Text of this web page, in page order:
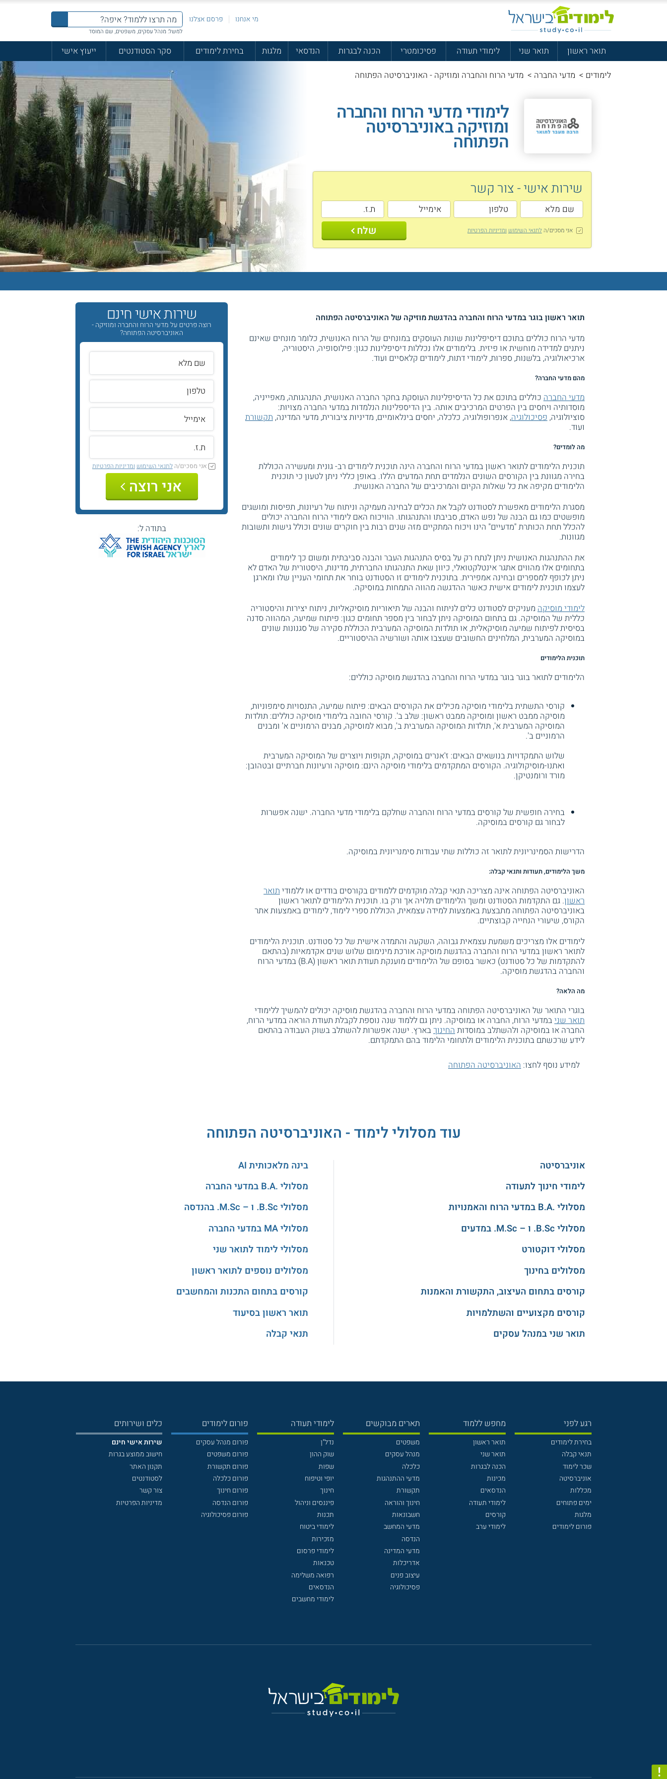
מי אנחנו פרסם אצלנו
למשל: מנהל עסקים, משפטים, שם המוסד
תואר ראשון תואר שני לימודי תעודה פסיכומטרי הכנה לבגרות הנדסאי מלגות בחירת לימודים סקר הסטודנטים
ייעוץ אישי
לימודים > מדעי החברה > מדעי הרוח והחברה ומוזיקה - האוניברסיטה הפתוחה
לימודי מדעי הרוח והחברה
ומוזיקה באוניברסיטה
הפתוחה
שירות אישי - צור קשר
אני מסכים/הלתנאי השימוש ומדיניות הפרטיות שלח
תואר ראשון בוגר במדעי הרוח והחברה בהדגשת מוזיקה של האוניברסיטה הפתוחה
מדעי הרוח כוללים בתוכם דיסיפלינות שונות העוסקים במונחים של הרוח האנושית, כלומר מונחים שאינם
ניתנים למדידה מוחשית או פיזית. בלימודים אלו נכללות דיסיפלינות כגון: פילוסופיה, היסטוריה,
ארכיאולוגיה, בלשנות, ספרות, לימודי דתות, לימודים קלאסיים ועוד.
מהם מדעי החברה?
מדעי החברה כוללים בתוכם את כל הדיסיפלינות העוסקת בחקר החברה האנושית, התנהגותה, מאפייניה,
מוסדותיה ויחסים בין הפרטים המרכיבים אותה. בין הדיספלינות הנלמדות במדעי החברה מצויות:
סוציולוגיה,פסיכולוגיה, אנפרופולוגיה, כלכלה, יחסים בינלאומיים, מדיניות ציבורית, מדעי המדינה,תקשורת
ועוד.
מה לומדים?
תוכנית הלימודים לתואר ראשון במדעי הרוח והחברה הינה תוכנית לימודים רב- גונית ומעשירה הכוללת
בחירה מגוונת בין הקורסים השונים הנלמדים תחת המדעים הללו. באופן כללי ניתן לטעון כי תוכנית
הלימודים מקיפה את כל שאלות הקיום והמרכיבים של החברה האנושית.
מסגרת הלימודים מאפשרת לסטודנט לקבל את הכלים לבחינה מעמיקה וניתוח של רעיונות, תפיסות ומושגים
מופשטים כמו גם הבנה של נפש האדם, סביבתו והתנהגותו. הוויכוח האם לימודי הרוח והחברה יכולים
להכלל תחת הכותרת "מדעיים" הינו ויכוח המתקיים מזה שנים רבות בין חוקרים שונים וכולל גישות ותשובות
מגוונות.
את ההתנהגות האנושית ניתן לנתח רק על בסיס התנהגות העבר והבנה סביבתית ומשום כך לימודים
בתחומים אלו מהווים אתגר אינטלקטואלי, כיוון שאת התנהגותו החברתית, מדינות, היסטורית של האדם לא
ניתן לכופף למספרים ובחינה אמפירית. בתוכנית לימודים זו הסטודנט בוחר את תחומי העניין שלו ומארגן
לעצמו תוכנית לימודים אישית כאשר ההדגשה מהווה התמחות במוסיקה.
לימודי מוסיקה מעניקים לסטודנט כלים לניתוח והבנה של תיאוריות מוסיקאליות, ניתוח יצירות והיסטוריה
כללית של המוסיקה. גם בתחום המוסיקה ניתן לבחור בין מספר תחומים כגון: פיתוח שמיעה, המהווה סדנה
בסיסית לפיתוח שמיעה מוסיקאלית, או תולדות המוסיקה המערבית הכוללת סקירה של סגנונות שונים
במוסיקה המערבית, המלחינים החשובים שעצבו אותה ושורשיה ההיסטוריים.
תוכנית הלימודים
הלימודים לתואר בוגר בוגר במדעי הרוח והחברה בהדגשת מוסיקה כוללים:
קורסי התשתית בלימודי מוסיקה מכילים את הקורסים הבאים: פיתוח שמיעה, התנסויות סימפוניות,
מוסיקה ממבט ראשון ומוסיקה ממבט ראשון: שלב ב'. קורסי החובה בלימודי מוסיקה כוללים: תולדות
המוסיקה המערבית א', תולדות המוסיקה המערבית ב', מבוא למוסיקה, מבנים הרמוניים א' ומבנים
הרמוניים ב'.
שלוש התמקדויות בנושאים הבאים: ז'אנרים במוסיקה, תקופות ויוצרים של המוסיקה המערבית
ואתנו-מוסיקולוגיה. הקורסים המתקדמים בלימודי מוסיקה הינם: מוסיקה ורעיונות חברתיים ובטהובן:
מורד ורומנטיקן.
בחירה חופשית של קורסים במדעי הרוח והחברה שחלקם בלימודי מדעי החברה. ישנה אפשרות
לבחור גם קורסים במוסיקה.
הדרישות הסמינריונית לתואר זה כוללות שתי עבודות סימנריונית במוסיקה.
משך הלימודים, תעודות ותנאי קבלה:
האוניברסיטה הפתוחה אינה מצריכה תנאי קבלה מוקדמים ללמודים בקורסים בודדים או ללמודיתואר
ראשון. גם התקדמות הסטודנט ומשך הלימודים תלויה אך ורק בו. תוכנית הלימודים לתואר ראשון
באוניברסיטה הפתוחה מתבצעת באמצעות למידה עצמאית, הכוללת ספרי לימוד, לימודים באמצעות אתר
הקורס, שיעורי הנחייה קבוצתיים.
לימודים אלו מצריכים משמעת עצמאית גבוהה, השקעה והתמדה אישית של כל סטודנט. תוכנית הלימודים
לתואר ראשון במדעי הרוח והחברה בהדגשת מוסיקה אורכת מינימום שלוש שנים אקדמאיות (בהתאם
להתקדמות של כל סטודנט) כאשר בסופם של הלימודים מוענקת תעודת תואר ראשון (B.A) במדעי הרוח
והחברה בהדגשת מוסיקה.
מה הלאה?
בוגרי התואר של האוניברסיטה הפתוחה במדעי הרוח והחברה בהדגשת מוסיקה יכולים להמשיך ללימודי
תואר שניבמדעי הרוח, החברה או במוסיקה. ניתן גם ללמוד שנה נוספת לקבלת תעודת הוראה במדעי הרוח,
החברה או במוסיקה ולהשתלב במוסדותהחינוךבארץ. ישנה אפשרות להשתלב בשוק העבודה בהתאם
לידע שרכשתם בתוכנית הלימודים ולתחומי הלימוד בהם התמקדתם.
למידע נוסף לחצו: האוניברסיטה הפתוחה
שירות אישי חינם
רוצה פרטים על מדעי הרוח והחברה ומוזיקה -
האוניברסיטה הפתוחה?
אני מסכים/הלתנאי השימוש ומדיניות הפרטיות
אני רוצה
בתודה ל:
עוד מסלולי לימוד - האוניברסיטה הפתוחה
אוניברסיטה
לימודי חינוך לתעודה
מסלולי .B.A במדעי הרוח והאמנויות
מסלולי B.Sc. ו – M.Sc. במדעים
מסלולי דוקטורט
מסלולים בחינוך
קורסים בתחום העיצוב, התקשורת והאמנות
קורסים מקצועיים והשתלמויות
תואר שני במנהל עסקים
בינה מלאכותית AI
מסלולי .B.A במדעי החברה
מסלולי B.Sc. ו – M.Sc. בהנדסה
מסלולי MA במדעי החברה
מסלולי לימוד לתואר שני
מסלולים נוספים לתואר ראשון
קורסים בתחום התכנות והמחשבים
תואר ראשון בסיעוד
תנאי קבלה
רגע לפני
בחירת לימודים
תנאי קבלה
שכר לימוד
אוניברסיטה
מכללות
ימים פתוחים
מלגות
פורום לימודים
מחפש ללמוד
תואר ראשון
תואר שני
הכנה לבגרות
מכינות
הנדסאים
לימודי תעודה
קורסים
לימודי ערב
תארים מבוקשים
משפטים
מנהל עסקים
כלכלה
מדעי ההתנהגות
תקשורת
חינוך והוראה
חשבונאות
מדעי המחשב
הנדסה
מדעי המדינה
אדריכלות
עיצוב פנים
פסיכולוגיה
לימודי תעודה
נדל"ן
שוק ההון
שפות
יופי וטיפוח
חינוך
פיננסים וניהול
תכנות
לימודי ביטוח
מזכירות
לימודי פרסום
טכנאות
רפואה משלימה
הנדסאים
לימודי מחשבים
פורום לימודים
פורום מנהל עסקים
פורום משפטים
פורום תקשורת
פורום כלכלה
פורום חינוך
פורום הנדסה
פורום פסיכולוגיה
כלים ושירותים
שירות אישי חינם
חישוב ממוצע בגרות
תקנון האתר
לסטודנטים
צור קשר
מדיניות הפרטיות